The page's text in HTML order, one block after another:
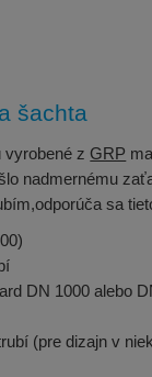
šachta
vyrobené z GRP
nadmernému
sa
DN 1000 alebo
(pre dizajn v